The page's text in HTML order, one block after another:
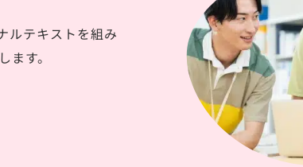
ルテキストを組み
す。